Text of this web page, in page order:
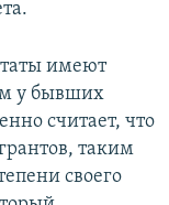
имеют
у бывших
считает, что
таким
своего